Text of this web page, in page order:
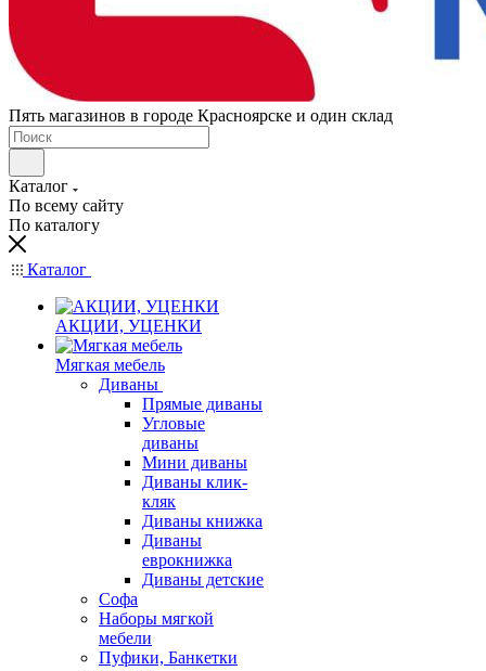
Пять магазинов в городе Красноярске и один склад
Каталог
По всему сайту
По каталогу
Каталог
АКЦИИ, УЦЕНКИ
Мягкая мебель
Диваны
Прямые диваны
Угловые
диваны
Мини диваны
Диваны клик-
кляк
Диваны книжка
Диваны
еврокнижка
Диваны детские
Софа
Наборы мягкой
мебели
Пуфики, Банкетки